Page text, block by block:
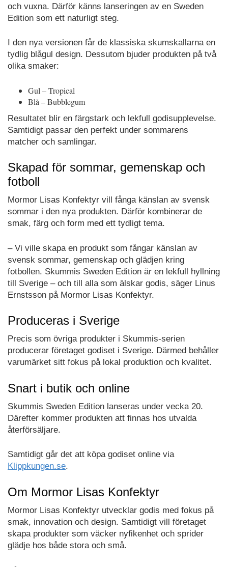
och vuxna. Därför känns lanseringen av en Sweden
Edition som ett naturligt steg.
I den nya versionen får de klassiska skumskallarna en
tydlig blågul design. Dessutom bjuder produkten på två
olika smaker:
Gul – Tropical
Blå – Bubblegum
Resultatet blir en färgstark och lekfull godisupplevelse.
Samtidigt passar den perfekt under sommarens
matcher och samlingar.
Skapad för sommar, gemenskap och
fotboll
Mormor Lisas Konfektyr vill fånga känslan av svensk
sommar i den nya produkten. Därför kombinerar de
smak, färg och form med ett tydligt tema.
– Vi ville skapa en produkt som fångar känslan av
svensk sommar, gemenskap och glädjen kring
fotbollen. Skummis Sweden Edition är en lekfull hyllning
till Sverige – och till alla som älskar godis, säger Linus
Ernstsson på Mormor Lisas Konfektyr.
Produceras i Sverige
Precis som övriga produkter i Skummis-serien
producerar företaget godiset i Sverige. Därmed behåller
varumärket sitt fokus på lokal produktion och kvalitet.
Snart i butik och online
Skummis Sweden Edition lanseras under vecka 20.
Därefter kommer produkten att finnas hos utvalda
återförsäljare.
Samtidigt går det att köpa godiset online via
Klippkungen.se.
Om Mormor Lisas Konfektyr
Mormor Lisas Konfektyr utvecklar godis med fokus på
smak, innovation och design. Samtidigt vill företaget
skapa produkter som väcker nyfikenhet och sprider
glädje hos både stora och små.